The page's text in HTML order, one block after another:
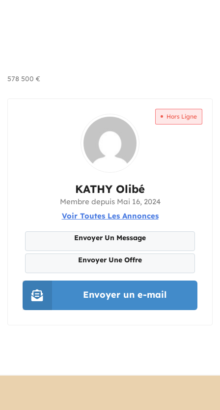
578 500 €
Hors Ligne
KATHY Olibé
Membre depuis Mai 16, 2024
Voir Toutes Les Annonces
Envoyer Un Message
Envoyer Une Offre
Envoyer un e-mail